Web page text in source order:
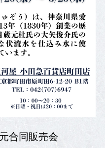
合同販売会